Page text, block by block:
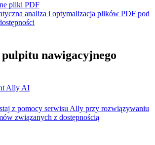
pliki PDF
analiza i optymalizacja plików PDF pod
nawigacyjnego
Ally AI
z pomocy serwisu Ally przy rozwiązywaniu
związanych z dostępnością